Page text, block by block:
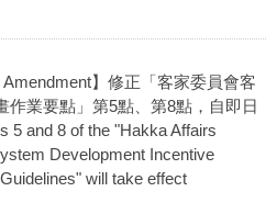
Amendment】修正「客家委員會客
作業要點」第5點、第8點，自即日
5 and 8 of the "Hakka Affairs
Development Incentive
will take effect